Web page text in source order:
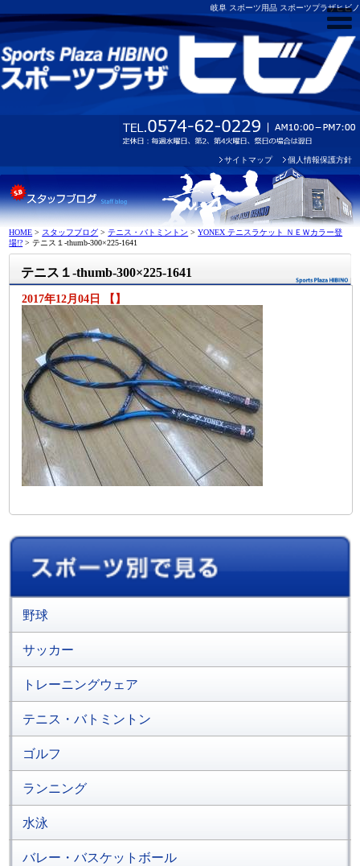
岐阜 スポーツ用品 スポーツプラザヒビノ
サイトマップ 個人情報保護方針
HOME > スタッフブログ >テニス・バトミントン >YONEX テニスラケット ＮＥＷカラー登
場!? >テニス１-thumb-300×225-1641
テニス１-thumb-300×225-1641
2017年12月04日 【】
野球
サッカー
トレーニングウェア
テニス・バトミントン
ゴルフ
ランニング
水泳
バレー・バスケットボール